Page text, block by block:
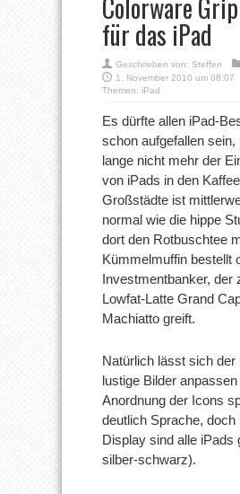
Colorware
für das iPad
Geschrieben von: Steffen
1. November 2010 um 08:07
Themen: iPad
Es dürfte allen iPad-
schon aufgefallen
lange nicht mehr der
von iPads in den
Großstädte ist
normal wie die hippe
dort den Rotbuschtee
Kümmelmuffin bestellt
Investmentbanker, der
Lowfat-Latte Grand
Machiatto greift.
Natürlich lässt sich
lustige Bilder
Anordnung der Icons
deutlich Sprache, doch
Display sind alle iPads
silber-schwarz).